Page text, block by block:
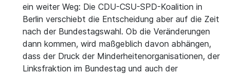
ein weiter Weg: Die CDU-CSU-SPD-Koalition in
Berlin verschiebt die Entscheidung aber auf die Zeit
nach der Bundestagswahl. Ob die Veränderungen
dann kommen, wird maßgeblich davon abhängen,
dass der Druck der Minderheitenorganisationen, der
Linksfraktion im Bundestag und auch der